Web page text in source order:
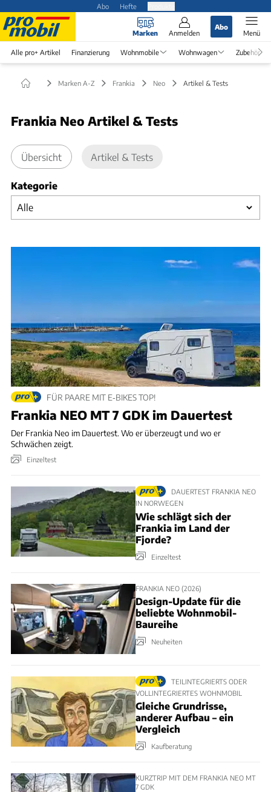
Abo Hefte
Marken Anmelden
Abo
Menü
Alle pro+ Artikel Finanzierung Wohnmobile Wohnwagen Zubehör
Marken A-Z Frankia Neo Artikel & Tests
Frankia Neo Artikel & Tests
Übersicht Artikel & Tests
Kategorie
FÜR PAARE MIT E‑BIKES TOP!
Frankia NEO MT 7 GDK im Dauertest
Der Frankia Neo im Dauertest. Wo er überzeugt und wo er
Schwächen zeigt.
Einzeltest
DAUERTEST FRANKIA NEO
IN NORWEGEN
Wie schlägt sich der
Frankia im Land der
Fjorde?
Einzeltest
FRANKIA NEO (2026)
Design-Update für die
beliebte Wohnmobil-
Baureihe
Neuheiten
TEILINTEGRIERTS ODER
VOLLINTEGRIERTES WOHNMOBIL
Gleiche Grundrisse,
anderer Aufbau – ein
Vergleich
Kaufberatung
KURZTRIP MIT DEM FRANKIA NEO MT
7 GDK